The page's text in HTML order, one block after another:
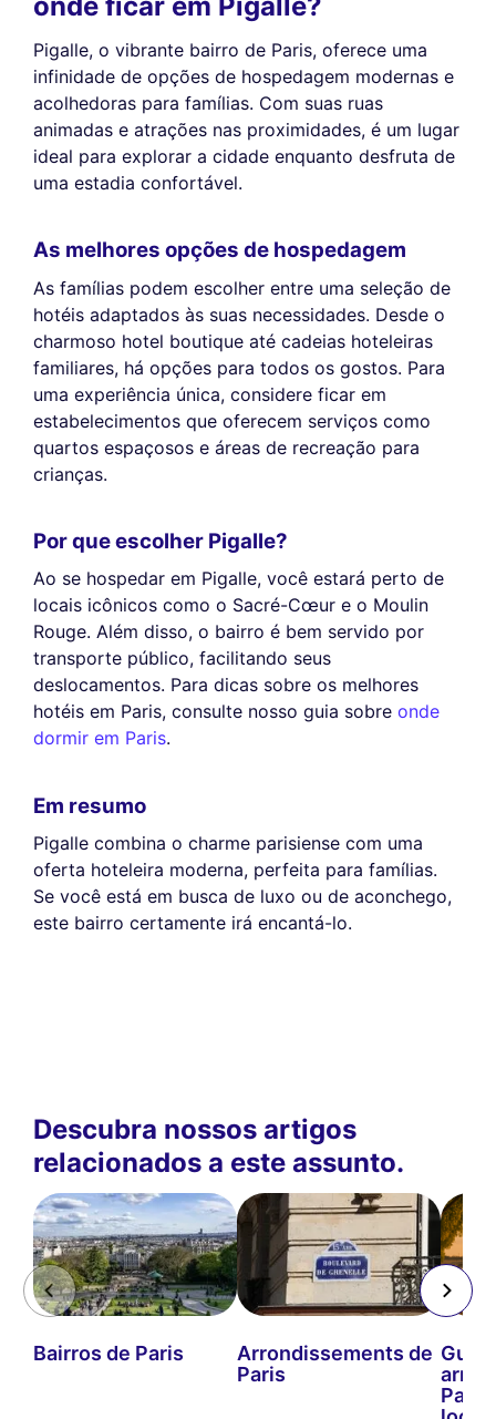
Pigalle, o vibrante bairro de Paris, oferece uma
infinidade de opções de hospedagem modernas e
acolhedoras para famílias. Com suas ruas
animadas e atrações nas proximidades, é um lugar
ideal para explorar a cidade enquanto desfruta de
uma estadia confortável.
As melhores opções de hospedagem
As famílias podem escolher entre uma seleção de
hotéis adaptados às suas necessidades. Desde o
charmoso hotel boutique até cadeias hoteleiras
familiares, há opções para todos os gostos. Para
uma experiência única, considere ficar em
estabelecimentos que oferecem serviços como
quartos espaçosos e áreas de recreação para
crianças.
Por que escolher Pigalle?
Ao se hospedar em Pigalle, você estará perto de
locais icônicos como o Sacré-Cœur e o Moulin
Rouge. Além disso, o bairro é bem servido por
transporte público, facilitando seus
deslocamentos. Para dicas sobre os melhores
hotéis em Paris, consulte nosso guia sobre onde
dormir em Paris.
Em resumo
Pigalle combina o charme parisiense com uma
oferta hoteleira moderna, perfeita para famílias.
Se você está em busca de luxo ou de aconchego,
este bairro certamente irá encantá-lo.
Descubra nossos artigos
relacionados a este assunto.
Bairros de Paris
Arrondissements de
Paris
Guia